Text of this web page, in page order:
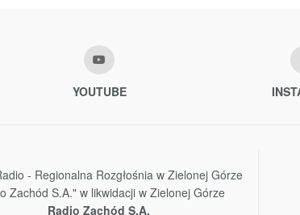
YOUTUBE
- Regionalna Rozgłośnia w Zielonej Górze
Zachód S.A." w likwidacji w Zielonej Górze
Radio Zachód S.A.